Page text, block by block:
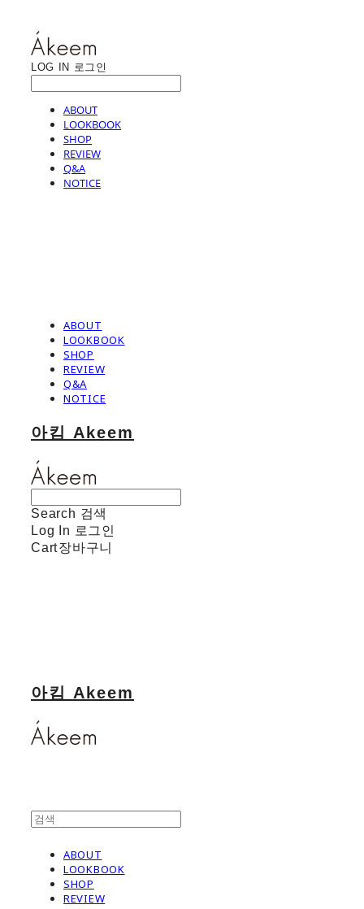
LOG IN 로그인
ABOUT
LOOKBOOK
SHOP
REVIEW
Q&A
NOTICE
ABOUT
LOOKBOOK
SHOP
REVIEW
Q&A
NOTICE
아킴 Akeem
Search 검색
Log In 로그인
Cart장바구니
아킴 Akeem
ABOUT
LOOKBOOK
SHOP
REVIEW